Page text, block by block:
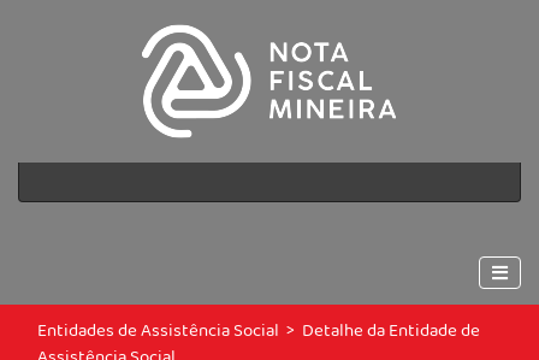
Entidades de Assistência Social > Detalhe da Entidade de